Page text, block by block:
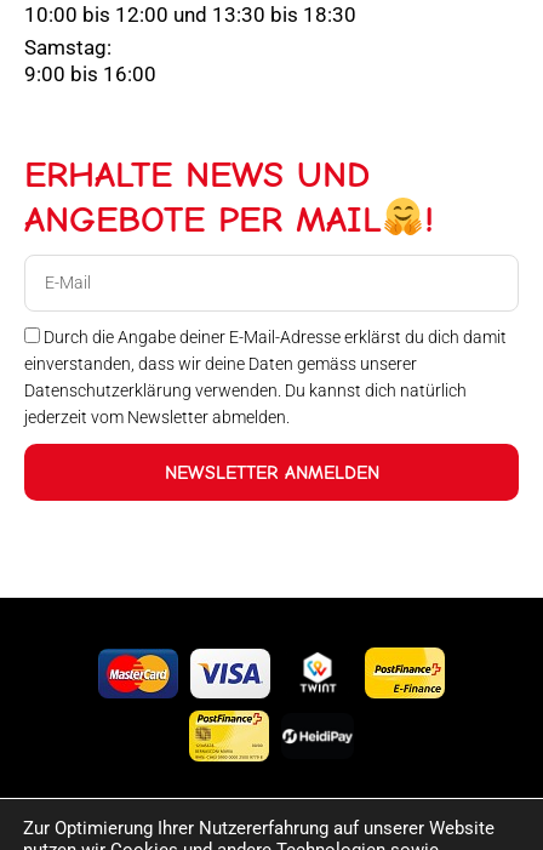
10:00 bis 12:00 und 13:30 bis 18:30
Samstag:
9:00 bis 16:00
ERHALTE NEWS UND
ANGEBOTE PER MAIL
!
Durch die Angabe deiner E-Mail-Adresse erklärst du dich damit
einverstanden, dass wir deine Daten gemäss unserer
Datenschutzerklärung verwenden. Du kannst dich natürlich
jederzeit vom Newsletter abmelden.
NEWSLETTER ANMELDEN
©2024 Happy Sport. Alle auf dieser Website angegebenen
Zur Optimierung Ihrer Nutzererfahrung auf unserer Website